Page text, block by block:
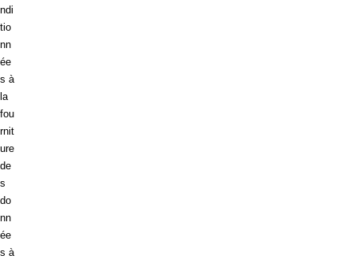
ndi
tio
nn
ée
s à
la
fou
rnit
ure
de
s
do
nn
ée
s à